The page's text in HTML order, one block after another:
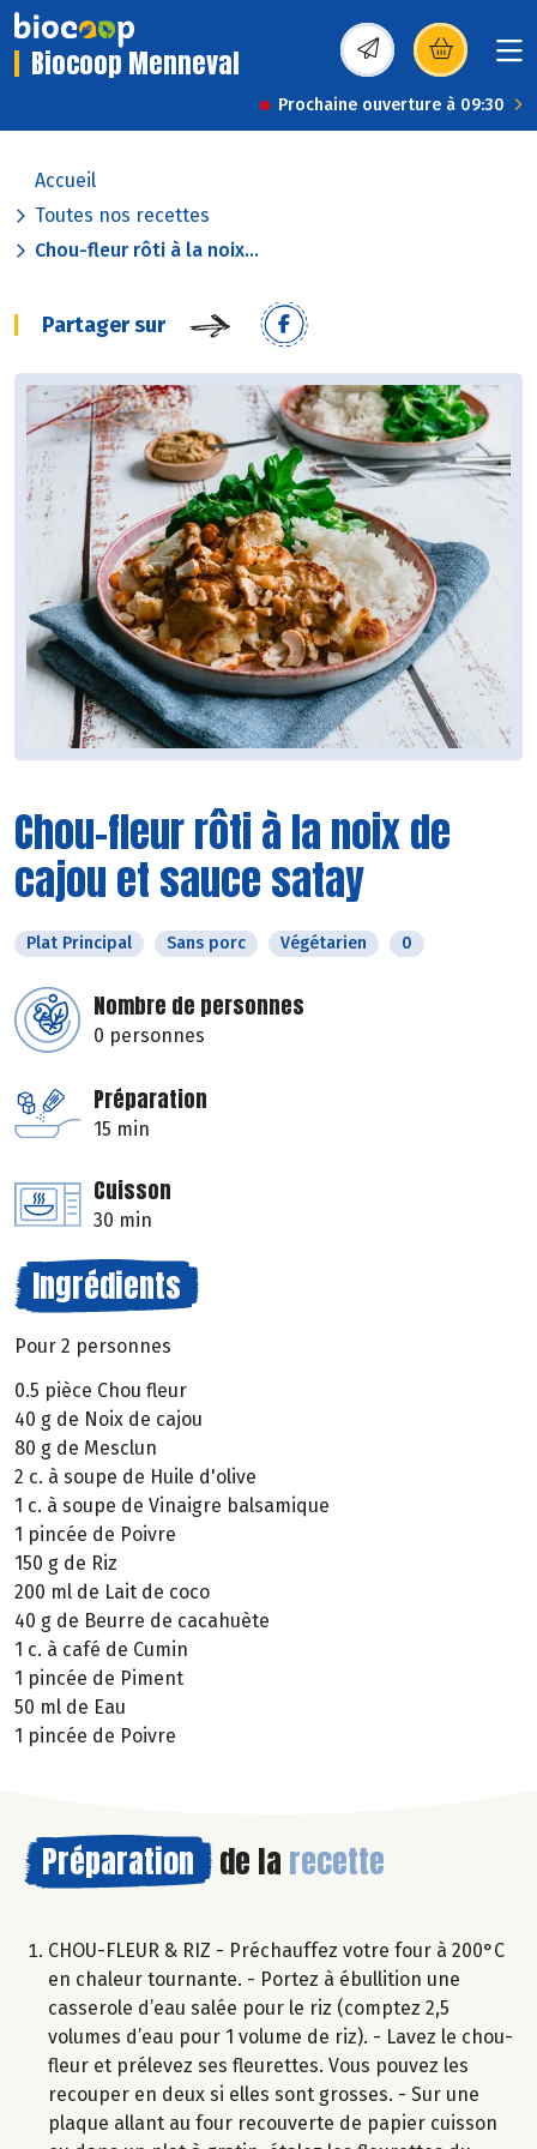
Biocoop Menneval (s’ouvre dans une
Prochaine ouverture à 09:30
Accueil
Toutes nos recettes
Chou-fleur rôti à la noix...
Partager sur
Chou-fleur rôti à la noix de
cajou et sauce satay
Plat Principal Sans porc Végétarien 0
Nombre de personnes
0 personnes
Préparation
15 min
Cuisson
30 min
Ingrédients
Pour 2 personnes
0.5 pièce Chou fleur
40 g de Noix de cajou
80 g de Mesclun
2 c. à soupe de Huile d'olive
1 c. à soupe de Vinaigre balsamique
1 pincée de Poivre
150 g de Riz
200 ml de Lait de coco
40 g de Beurre de cacahuète
1 c. à café de Cumin
1 pincée de Piment
50 ml de Eau
1 pincée de Poivre
Préparation de la recette
CHOU-FLEUR & RIZ - Préchauffez votre four à 200°C
en chaleur tournante. - Portez à ébullition une
casserole d’eau salée pour le riz (comptez 2,5
volumes d’eau pour 1 volume de riz). - Lavez le chou-
fleur et prélevez ses fleurettes. Vous pouvez les
recouper en deux si elles sont grosses. - Sur une
plaque allant au four recouverte de papier cuisson